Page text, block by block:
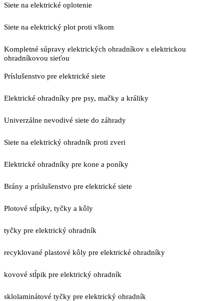
Siete na elektrické oplotenie
Siete na elektrický plot proti vlkom
Kompletné súpravy elektrických ohradníkov s elektrickou
ohradníkovou sieťou
Príslušenstvo pre elektrické siete
Elektrické ohradníky pre psy, mačky a králiky
Univerzálne nevodivé siete do záhrady
Siete na elektrický ohradník proti zveri
Elektrické ohradníky pre kone a poníky
Brány a príslušenstvo pre elektrické siete
Plotové stĺpiky, tyčky a kôly
tyčky pre elektrický ohradník
recyklované plastové kôly pre elektrické ohradníky
kovové stĺpik pre elektrický ohradník
sklolaminátové tyčky pre elektrický ohradník